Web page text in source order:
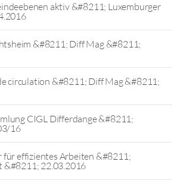
aktiv &#8211; Luxemburger
&#8211; Diff Mag &#8211;
circulation &#8211; Diff Mag &#8211;
CIGL Differdange &#8211;
16
effizientes Arbeiten &#8211;
&#8211; 22.03.2016